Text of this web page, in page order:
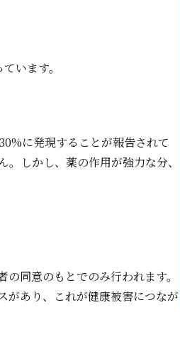
います。
に発現することが報告されて
しかし、薬の作用が強力な分、
同意のもとでのみ行われます。
があり、これが健康被害につなが